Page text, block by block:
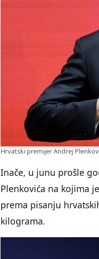
Hrvatski premijer Andrej
Inače, u junu prošle
Plenkovića na kojima
prema pisanju
kilograma.